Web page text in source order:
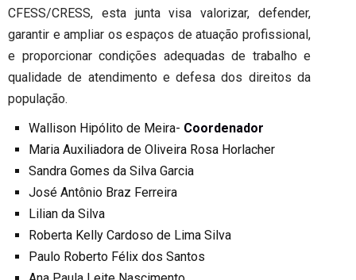
CFESS/CRESS, esta junta visa valorizar, defender,
garantir e ampliar os espaços de atuação profissional,
e proporcionar condições adequadas de trabalho e
qualidade de atendimento e defesa dos direitos da
população.
Wallison Hipólito de Meira- Coordenador
Maria Auxiliadora de Oliveira Rosa Horlacher
Sandra Gomes da Silva Garcia
José Antônio Braz Ferreira
Lilian da Silva
Roberta Kelly Cardoso de Lima Silva
Paulo Roberto Félix dos Santos